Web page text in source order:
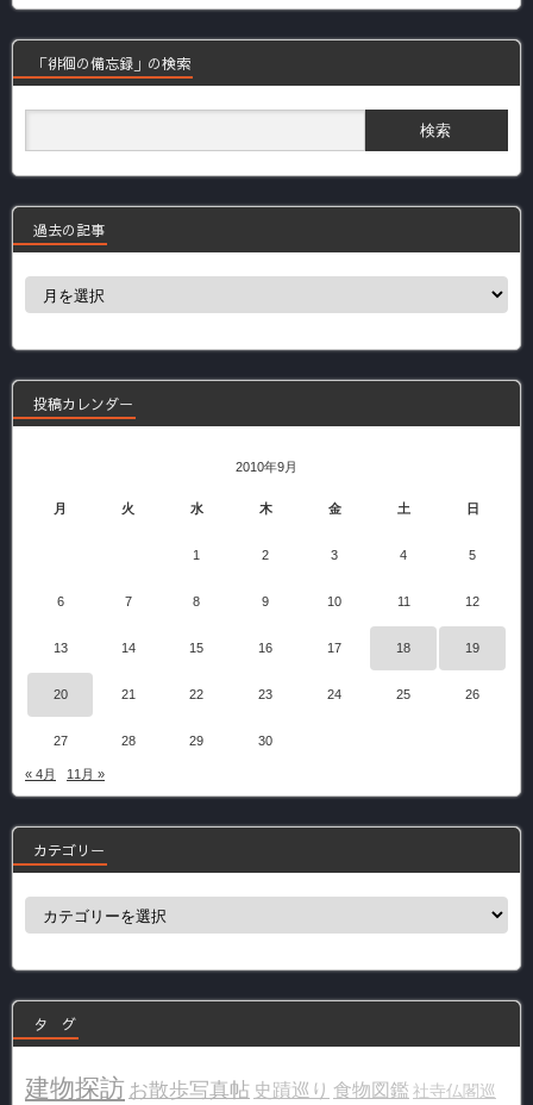
「徘徊の備忘録」の検索
過去の記事
事
投稿カレンダー
2010年9月
月 火 水 木 金 土 日
1 2 3 4 5
6 7 8 9 10 11 12
13 14 15 16 17 18 19
20 21 22 23 24 25 26
27 28 29 30
« 4月 11月 »
カテゴリー
ー
タ グ
建物探訪 お散歩写真帖 史蹟巡り 食物図鑑 社寺仏閣巡